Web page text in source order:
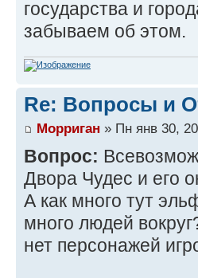
государства и
забываем об этом.
Re: Вопросы и
Морриган » Пн янв 30,
Вопрос:
Двора Чудес и его
А как много тут
много людей
нет персонажей